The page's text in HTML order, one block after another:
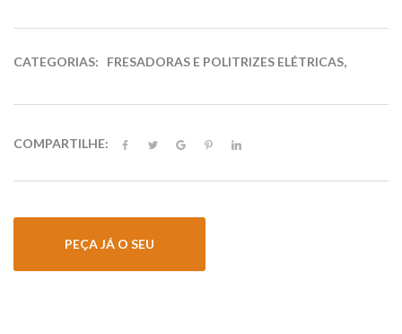
CATEGORIAS: FRESADORAS E POLITRIZES ELÉTRICAS,
COMPARTILHE:
PEÇA JÁ O SEU